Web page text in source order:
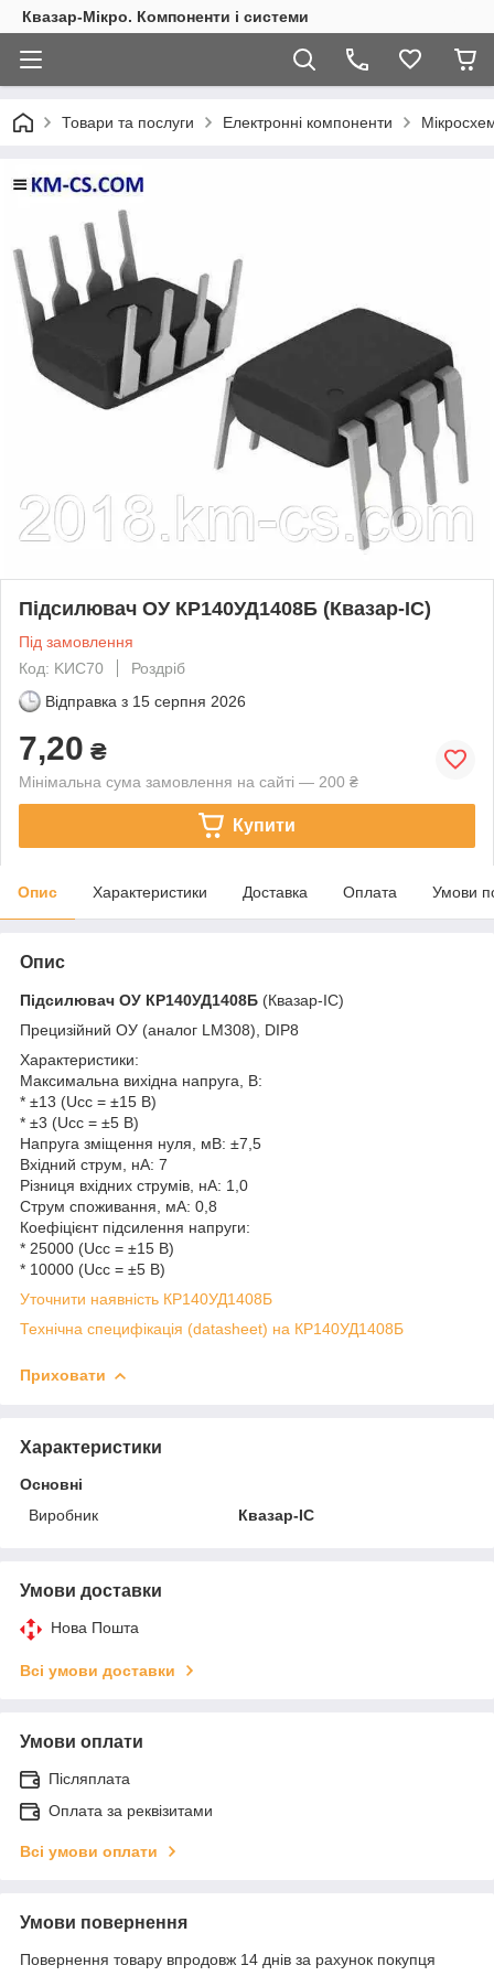
Квазар-Мікро. Компоненти і системи
Товари та послуги Електронні компоненти
Підсилювач ОУ КР140УД1408Б (Квазар-ІС)
Під замовлення
Код: KИС70
Роздріб
Відправка з 15 серпня 2026
7,20 ₴
Мінімальна сума замовлення на сайті — 200 ₴
Купити
Опис Характеристики Доставка Оплата Умови
Опис
Підсилювач ОУ КР140УД1408Б (Квазар-ІС)
Прецизійний ОУ (аналог LM308), DIP8
Характеристики:
Максимальна вихідна напруга, В:
* ±13 (Ucc = ±15 B)
* ±3 (Ucc = ±5 B)
Напруга зміщення нуля, мВ: ±7,5
Вхідний струм, нА: 7
Різниця вхідних струмів, нА: 1,0
Струм споживання, мА: 0,8
Коефіцієнт підсилення напруги:
* 25000 (Ucc = ±15 B)
* 10000 (Ucc = ±5 B)
Уточнити наявність КР140УД1408Б
Технічна специфікація (datasheet) на КР140УД1408Б
Приховати
Характеристики
Основні
Виробник
Квазар-ІС
Умови доставки
Нова Пошта
Всі умови доставки
Умови оплати
Післяплата
Оплата за реквізитами
Всі умови оплати
Умови повернення
Повернення товару впродовж 14 днів за рахунок покупця